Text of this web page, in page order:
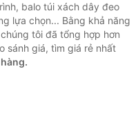
balo túi xách dây đeo
lựa chọn... Bằng khả năng
tôi đã tổng hợp hơn
sánh giá, tìm giá rẻ nhất